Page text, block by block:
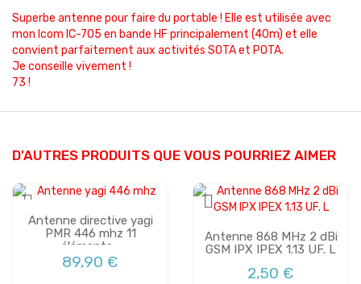
Superbe antenne pour faire du portable ! Elle est utilisée avec
mon Icom IC-705 en bande HF principalement (40m) et elle
convient parfaitement aux activités SOTA et POTA.
Je conseille vivement !
73 !
D'AUTRES PRODUITS QUE VOUS POURRIEZ AIMER
Antenne directive yagi
PMR 446 mhz 11
éléments...
89,90 €
Antenne 868 MHz 2 dBi
GSM IPX IPEX 1.13 UF. L
2,50 €